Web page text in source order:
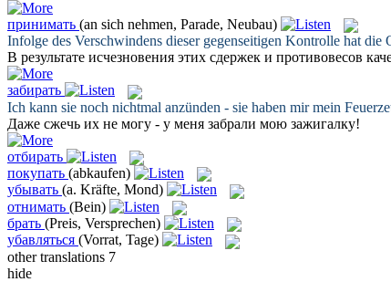
принимать (an sich nehmen, Parade, Neubau)
Infolge des Verschwindens dieser gegenseitigen Kontrolle hat die
В результате исчезновения этих сдержек и противовесов
забирать
Ich kann sie noch nichtmal anzünden - sie haben mir mein
Даже сжечь их не могу - у меня забрали мою зажигалку!
отбирать
покупать (abkaufen)
убывать (a. Kräfte, Mond)
отнимать (Bein)
брать (Preis, Versprechen)
убавляться (Vorrat, Tage)
other translations 7
hide